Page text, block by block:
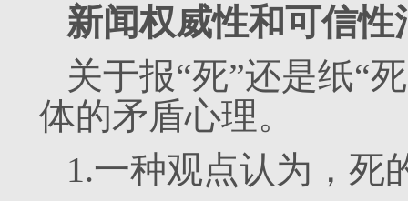
新闻权威性和可信性
关于报“死”还是纸“
体的矛盾心理。
1.一种观点认为，死